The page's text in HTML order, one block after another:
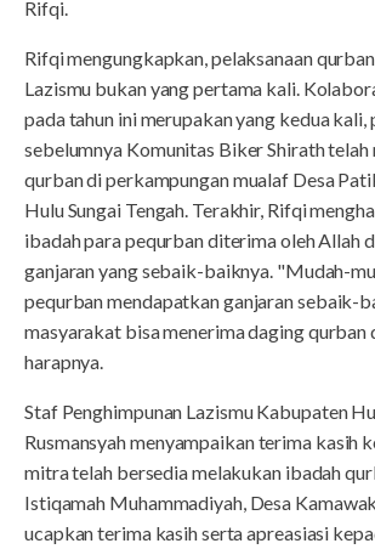
Rifqi.
Rifqi mengungkapkan, pelaksanaan
Lazismu bukan yang pertama kali.
pada tahun ini merupakan yang kedua kali,
sebelumnya Komunitas Biker Shirath telah
qurban di perkampungan mualaf Desa
Hulu Sungai Tengah. Terakhir, Rifqi
ibadah para pequrban diterima oleh Allah
ganjaran yang sebaik-baiknya. "Mudah-
pequrban mendapatkan ganjaran sebaik-
masyarakat bisa menerima daging qurban
harapnya.
Staf Penghimpunan Lazismu Kabupaten
Rusmansyah menyampaikan terima kasih
mitra telah bersedia melakukan ibadah
Istiqamah Muhammadiyah, Desa
ucapkan terima kasih serta apreasiasi